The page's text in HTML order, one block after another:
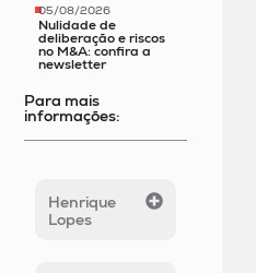
05/08/2026
Nulidade de
deliberação e riscos
no M&A: confira a
newsletter
Para mais
informações:
Henrique
Lopes